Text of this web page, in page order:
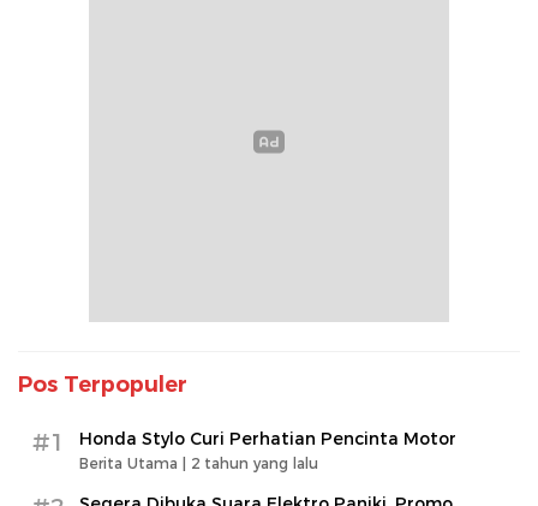
Pos Terpopuler
#1 Honda Stylo Curi Perhatian Pencinta Motor
Berita Utama | 2 tahun yang lalu